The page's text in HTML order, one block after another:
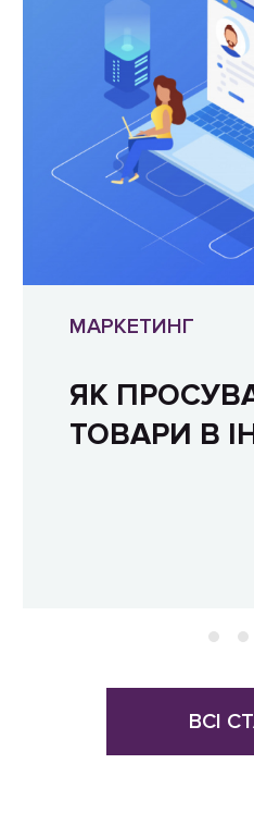
МАРКЕТИНГ
ЯК
ТОВАРИ В
ВСІ